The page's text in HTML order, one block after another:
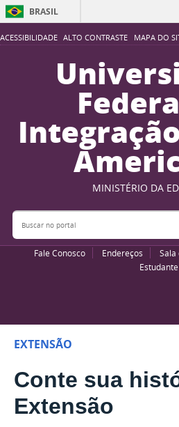
ACESSIBILIDADE ALTO CONTRASTE MAPA DO
BRASIL
MINISTÉRIO DA
Buscar no portal
Fale Conosco Endereços Sala
Estudante
EXTENSÃO
Conte sua
Extensão